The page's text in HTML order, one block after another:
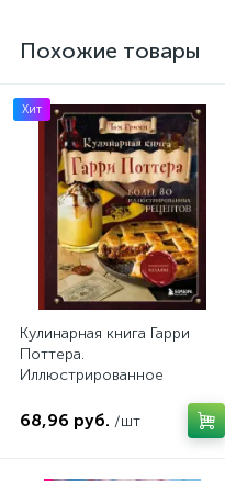
Похожие товары
Хит
Кулинарная книга Гарри
Поттера.
Иллюстрированное
68,96 руб. /шт